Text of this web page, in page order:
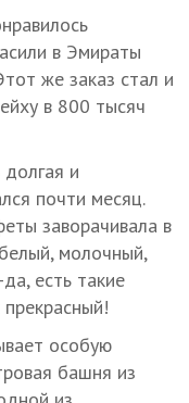
в Эмираты
же заказ стал и
в 800 тысяч
и
почти месяц.
заворачивала в
молочный,
есть такие
особую
башня из